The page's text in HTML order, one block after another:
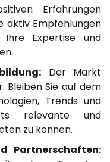
Erfahrungen
aktiv Empfehlungen
Expertise und
Der Markt
Bleiben Sie auf dem
Trends und
relevante und
zu können.
Partnerschaften: